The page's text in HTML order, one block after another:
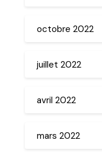
octobre 2022
juillet 2022
avril 2022
mars 2022